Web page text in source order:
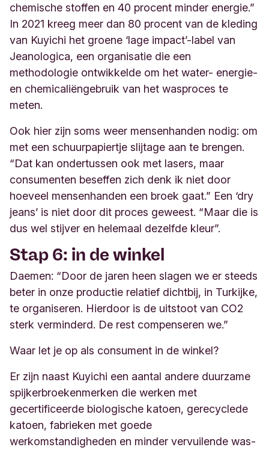
chemische stoffen en 40 procent minder energie.”
In 2021 kreeg meer dan 80 procent van de kleding
van Kuyichi het groene ‘lage impact’-label van
Jeanologica, een organisatie die een
methodologie ontwikkelde om het water- energie-
en chemicaliëngebruik van het wasproces te
meten.
Ook hier zijn soms weer mensenhanden nodig: om
met een schuurpapiertje slijtage aan te brengen.
“Dat kan ondertussen ook met lasers, maar
consumenten beseffen zich denk ik niet door
hoeveel mensenhanden een broek gaat.” Een ‘dry
jeans’ is niet door dit proces geweest. “Maar die is
dus wel stijver en helemaal dezelfde kleur”.
Stap 6: in de winkel
Daemen: “Door de jaren heen slagen we er steeds
beter in onze productie relatief dichtbij, in Turkijke,
te organiseren. Hierdoor is de uitstoot van CO2
sterk verminderd. De rest compenseren we.”
Waar let je op als consument in de winkel?
Er zijn naast Kuyichi een aantal andere duurzame
spijkerbroekenmerken die werken met
gecertificeerde biologische katoen, gerecyclede
katoen, fabrieken met goede
werkomstandigheden en minder vervuilende was-